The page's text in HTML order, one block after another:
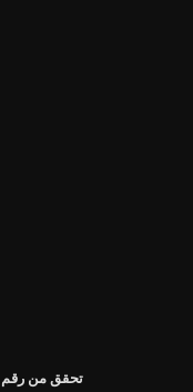
تحقق من رقم